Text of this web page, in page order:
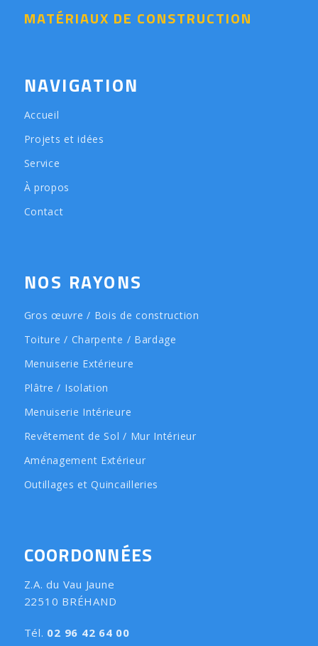
MATÉRIAUX DE CONSTRUCTION
NAVIGATION
Accueil
Projets et idées
Service
À propos
Contact
NOS RAYONS
Gros œuvre / Bois de construction
Toiture / Charpente / Bardage
Menuiserie Extérieure
Plâtre / Isolation
Menuiserie Intérieure
Revêtement de Sol / Mur Intérieur
Aménagement Extérieur
Outillages et Quincailleries
COORDONNÉES
Z.A. du Vau Jaune
22510 BRÉHAND
Tél. 02 96 42 64 00